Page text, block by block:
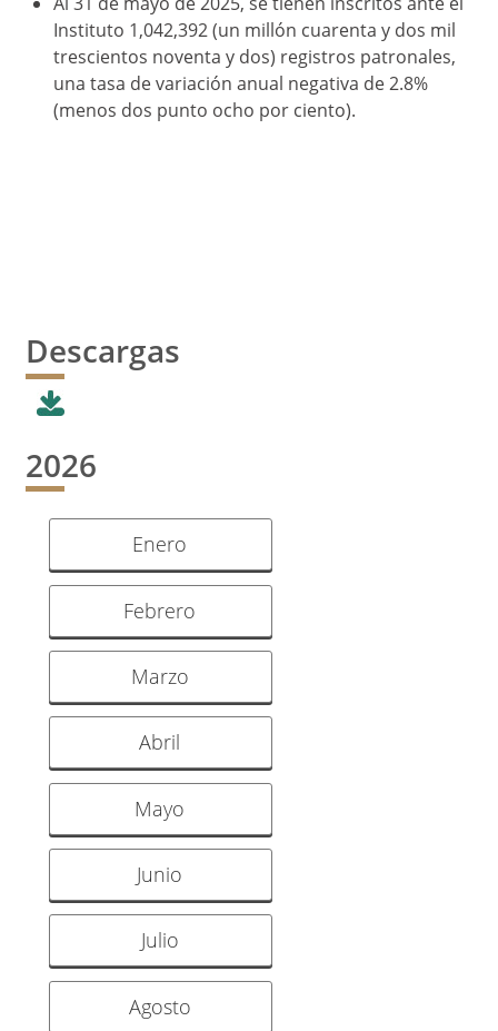
Instituto 1,042,392 (un millón cuarenta y dos mil
trescientos noventa y dos) registros patronales,
una tasa de variación anual negativa de 2.8%
(menos dos punto ocho por ciento).
Descargas
2026
Enero
Febrero
Marzo
Abril
Mayo
Junio
Julio
Agosto